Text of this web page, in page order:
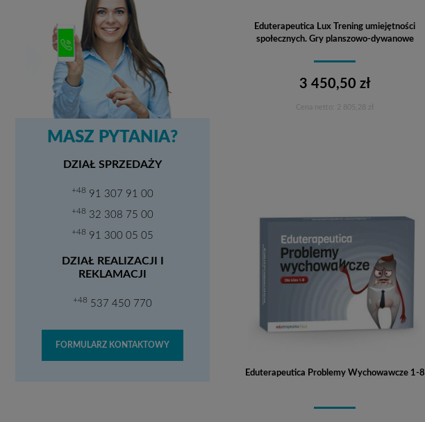
MASZ PYTANIA?
DZIAŁ SPRZEDAŻY
+48 91 307 91 00
+48 32 308 75 00
+48 91 300 05 05
DZIAŁ REALIZACJI I
REKLAMACJI
+48 537 450 770
FORMULARZ KONTAKTOWY
Eduterapeutica Lux Trening umiejętności
społecznych. Gry planszowo-dywanowe
3 450,50 zł
2 805,28 zł
Eduterapeutica Problemy Wychowawcze 1-8